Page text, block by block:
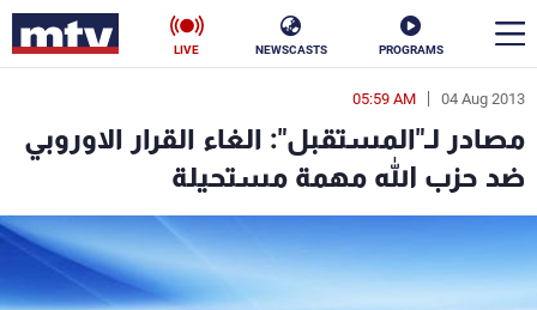
PROGRAMS
NEWSCASTS
LIVE
04 Aug 2013
05:59 AM
مصادر لـ"المستقبل": الغاء القرار الاوروبي
ضد حزب الله مهمة مستحيلة
en
الأخبار
سياسة ناس
إقتصاد